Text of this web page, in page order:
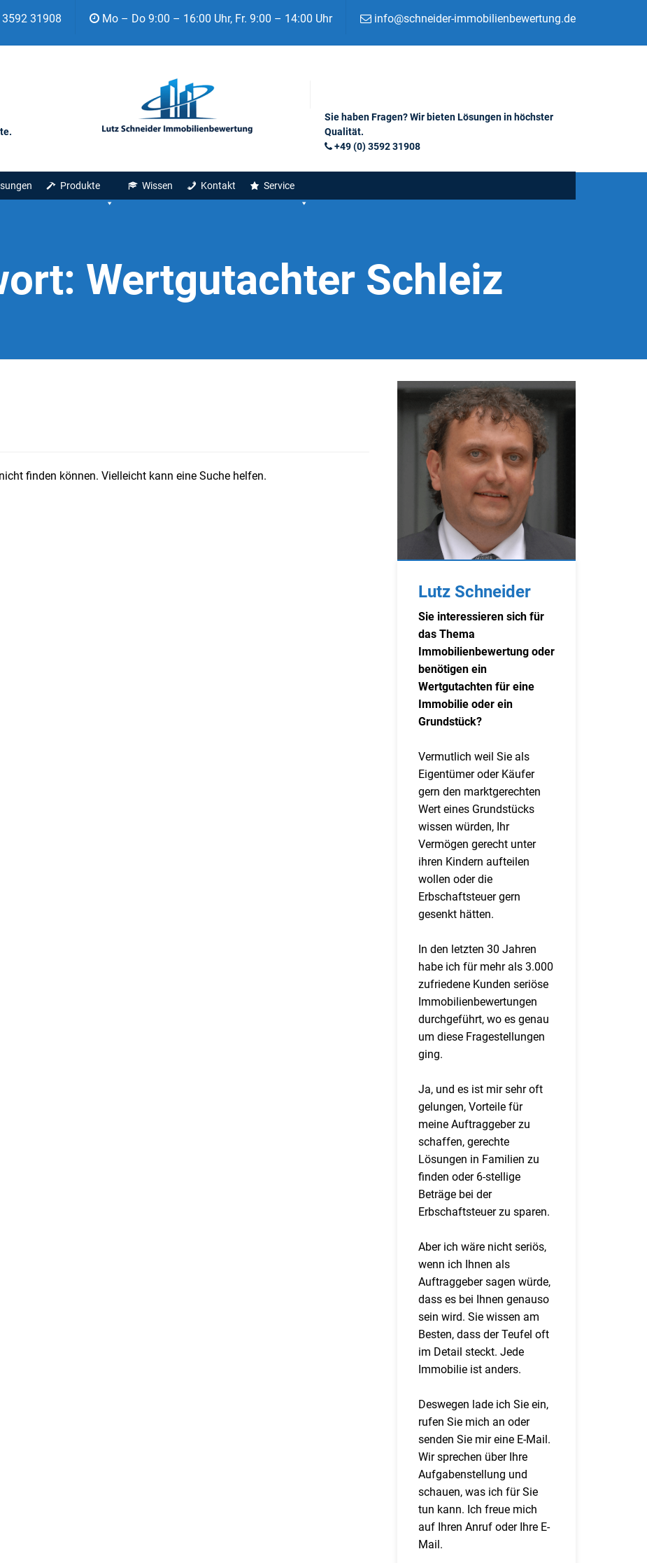
31908 Mo – Do 9:00 – 16:00 Uhr, Fr. 9:00 – 14:00 Uhr info@schneider-immobilienbewertung.de
Sie haben Fragen? Wir bieten Lösungen in höchster
Qualität.
+49 (0) 3592 31908
Produkte Wissen Kontakt Service
Wertgutachter Schleiz
finden können. Vielleicht kann eine Suche helfen.
Lutz Schneider
Sie interessieren sich für
das Thema
Immobilienbewertung oder
benötigen ein
Wertgutachten für eine
Immobilie oder ein
Grundstück?
Vermutlich weil Sie als
Eigentümer oder Käufer
gern den marktgerechten
Wert eines Grundstücks
wissen würden, Ihr
Vermögen gerecht unter
ihren Kindern aufteilen
wollen oder die
Erbschaftsteuer gern
gesenkt hätten.
In den letzten 30 Jahren
habe ich für mehr als 3.000
zufriedene Kunden seriöse
Immobilienbewertungen
durchgeführt, wo es genau
um diese Fragestellungen
ging.
Ja, und es ist mir sehr oft
gelungen, Vorteile für
meine Auftraggeber zu
schaffen, gerechte
Lösungen in Familien zu
finden oder 6-stellige
Beträge bei der
Erbschaftsteuer zu sparen.
Aber ich wäre nicht seriös,
wenn ich Ihnen als
Auftraggeber sagen würde,
dass es bei Ihnen genauso
sein wird. Sie wissen am
Besten, dass der Teufel oft
im Detail steckt. Jede
Immobilie ist anders.
Deswegen lade ich Sie ein,
rufen Sie mich an oder
senden Sie mir eine E-Mail.
Wir sprechen über Ihre
Aufgabenstellung und
schauen, was ich für Sie
tun kann. Ich freue mich
auf Ihren Anruf oder Ihre E-
Mail.